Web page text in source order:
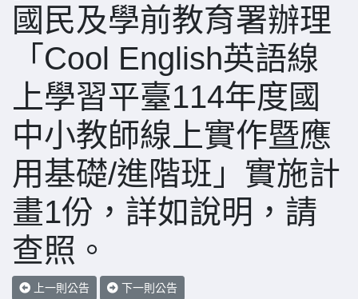
國民及學前教育署辦理
「Cool English英語線
上學習平臺114年度國
中小教師線上實作暨應
用基礎/進階班」實施計
畫1份，詳如說明，請
查照。
上一則公告 下一則公告